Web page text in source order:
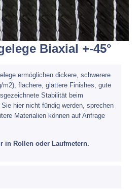
Biaxial +-45°
ermöglichen dickere, schwerere
flachere, glattere Finishes, gute
Stabilität beim
hier nicht fündig werden, sprechen
Materialien können auf Anfrage
in Rollen oder Laufmetern.